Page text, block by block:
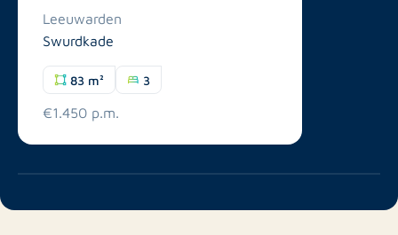
Leeuwarden
Swurdkade
83 m² 3
€1.450 p.m.